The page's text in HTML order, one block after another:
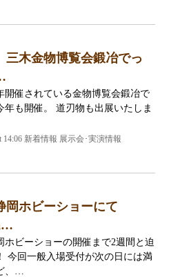
木金物博覧会鍛冶でっ
開催されている金物博覧会鍛冶で
年も開催。 道刃物も出展いたしま
14:06 新着情報 展示会･実演情報
岡ホビーショーにて
ホビーショーの開催まで2週間と迫
今回一般入場受付が次の日には満
、…